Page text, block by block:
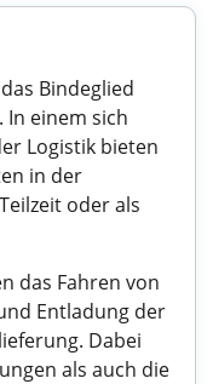
Bindeglied
In einem sich
Logistik bieten
in der
oder als
das Fahren von
Entladung der
Dabei
als auch die